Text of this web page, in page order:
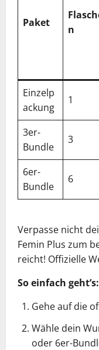
Paket
n
Einzelp
ackung
1
3er-
Bundle
3
6er-
Bundle
6
Verpasse nicht
Femin Plus zum
reicht! Offizielle
So einfach geht’s:
Gehe auf die
Wähle dein
oder 6er-